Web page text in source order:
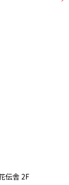
伝舎 2F